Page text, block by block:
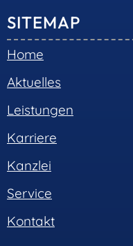
SITEMAP
Home
Aktuelles
Leistungen
Karriere
Kanzlei
Service
Kontakt